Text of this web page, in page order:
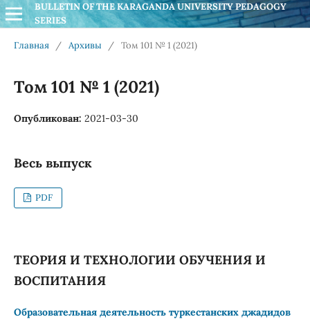
BULLETIN OF THE KARAGANDA UNIVERSITY PEDAGOGY
SERIES
Главная / Архивы / Том 101 № 1 (2021)
Том 101 № 1 (2021)
Опубликован: 2021-03-30
Весь выпуск
PDF
ТЕОРИЯ И ТЕХНОЛОГИИ ОБУЧЕНИЯ И
ВОСПИТАНИЯ
Образовательная деятельность туркестанских джадидов